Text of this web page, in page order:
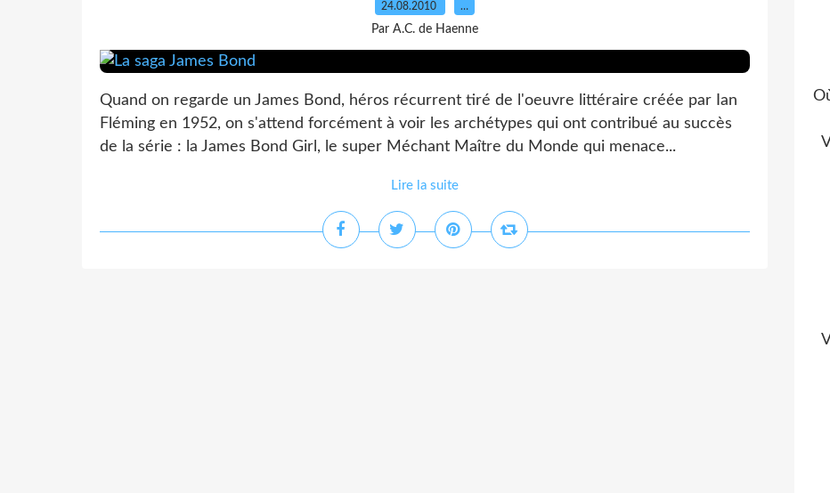
24.08.2010 …
Par A.C. de Haenne
Quand on regarde un James Bond, héros récurrent tiré de l'oeuvre littéraire créée par Ian
Fléming en 1952, on s'attend forcément à voir les archétypes qui ont contribué au succès
de la série : la James Bond Girl, le super Méchant Maître du Monde qui menace...
Lire la suite